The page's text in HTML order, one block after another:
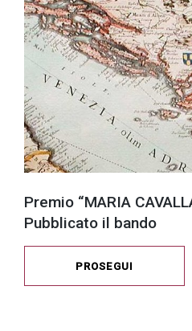
Premio “MARIA
Pubblicato il bando
PROSEGUI